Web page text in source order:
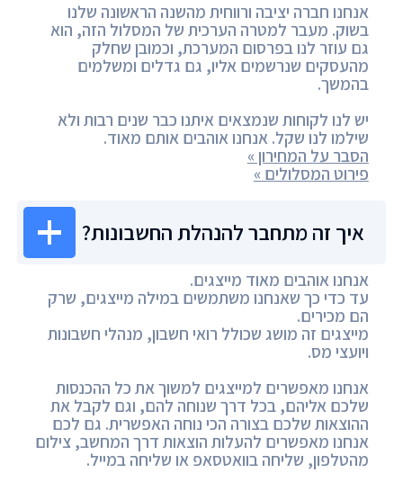
אנחנו חברה יציבה ורווחית מהשנה הראשונה שלנו
בשוק. מעבר למטרה הערכית של המסלול הזה, הוא
גם עוזר לנו בפרסום המערכת, וכמובן שחלק
מהעסקים שנרשמים אליו, גם גדלים ומשלמים
בהמשך.
יש לנו לקוחות שנמצאים איתנו כבר שנים רבות ולא
שילמו לנו שקל. אנחנו אוהבים אותם מאוד.
הסבר על המחירון »
פירוט המסלולים »
איך זה מתחבר להנהלת החשבונות?
אנחנו אוהבים מאוד מייצגים.
עד כדי כך שאנחנו משתמשים במילה מייצגים, שרק
הם מכירים.
מייצגים זה מושג שכולל רואי חשבון, מנהלי חשבונות
ויועצי מס.
אנחנו מאפשרים למייצגים למשוך את כל ההכנסות
שלכם אליהם, בכל דרך שנוחה להם, וגם לקבל את
ההוצאות שלכם בצורה הכי נוחה האפשרית. גם לכם
אנחנו מאפשרים להעלות הוצאות דרך המחשב, צילום
מהטלפון, שליחה בוואטסאפ או שליחה במייל.